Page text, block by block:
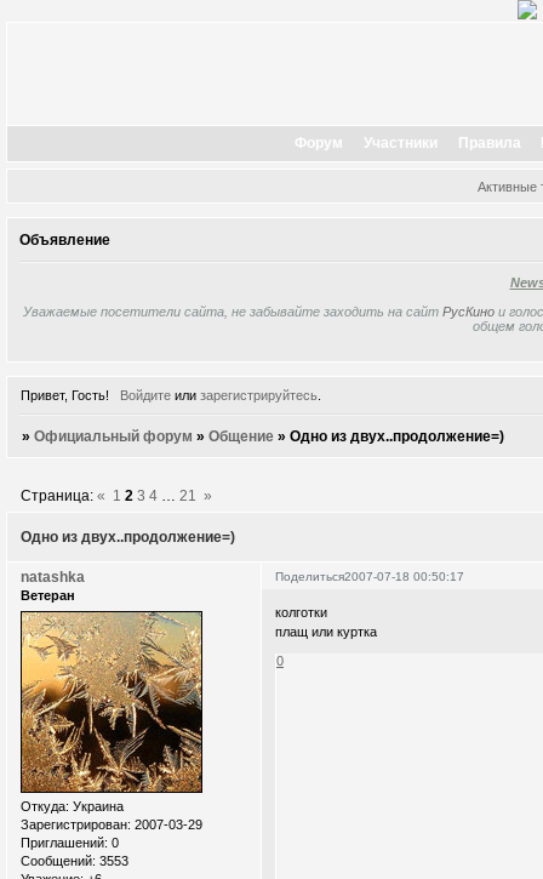
Форум Участники Правила
Активные
Объявление
Уважаемые посетители сайта, не забывайте заходить на сайт РусКино и
общем
Привет, Гость! Войдитеили зарегистрируйтесь.
»Официальный форум »Общение »Одно из двух..продолжение=)
Одно из двух..продолжение=)
Страница:« 1 2 3 4 … 21 »
Поделиться2007-07-18 00:50:17
natashka
Ветеран
Откуда: Украина
Зарегистрирован: 2007-03-29
Приглашений: 0
Сообщений: 3553
колготки
плащ или куртка
0